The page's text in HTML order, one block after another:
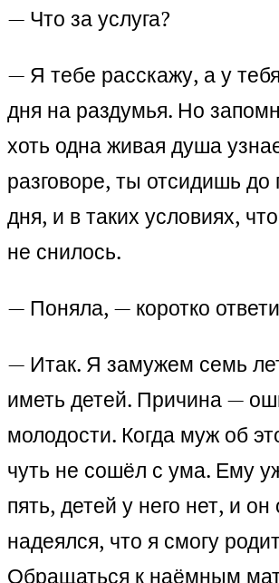
— Что за услуга?
— Я тебе расскажу, а у
дня на раздумья. Но
хоть одна живая душа
разговоре, ты отсидишь до
дня, и в таких условиях,
не снилось.
— Поняла, — коротко
— Итак. Я замужем семь
иметь детей. Причина —
молодости. Когда муж об
чуть не сошёл с ума. Ему
пять, детей у него нет, и он
надеялся, что я смогу
Обращаться к наёмным